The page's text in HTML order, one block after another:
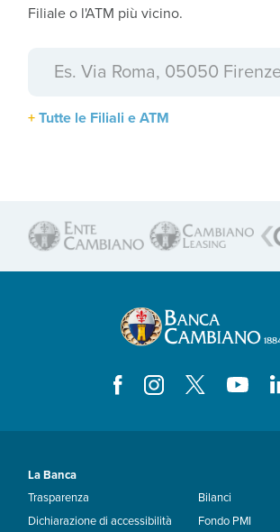
Filiale o l'ATM più vicino.
Tutte le Filiali e ATM
La Banca
Trasparenza
Dichiarazione di accessibilità
Bilanci
Fondo PMI